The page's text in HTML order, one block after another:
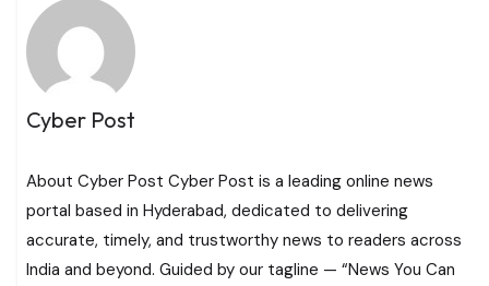
Cyber Post
About Cyber Post Cyber Post is a leading online news
portal based in Hyderabad, dedicated to delivering
accurate, timely, and trustworthy news to readers across
India and beyond. Guided by our tagline — “News You Can